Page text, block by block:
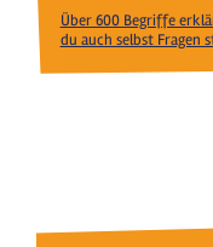
Über 600 Begriffe
du auch selbst Fragen